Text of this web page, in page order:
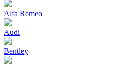
Alfa Romeo
Audi
Bentley